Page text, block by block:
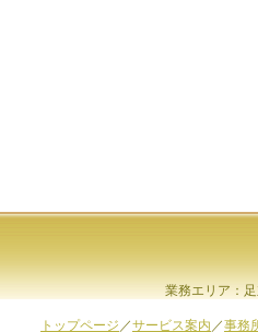
業務エリア：
トップページ ／サービス案内 ／事務